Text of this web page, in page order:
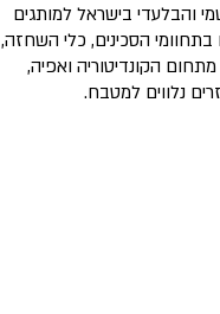
והבלעדי בישראל למותגים
בתחוומי הסכינים, כלי השחזה,
מתחום הקונדיטוריה ואפיה,
נלווים למטבח.